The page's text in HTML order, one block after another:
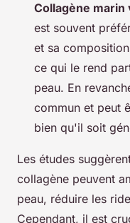
Collagène marin
est souvent
et sa
ce qui le rend
peau. En
commun et peut
bien qu'il soit
Les études
collagène peuvent
peau, réduire les
Cependant, il est